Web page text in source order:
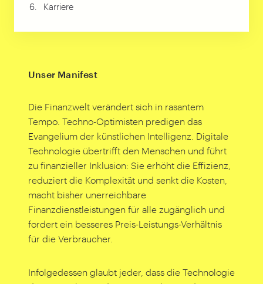
6. Karriere
Unser Manifest
Die Finanzwelt verändert sich in rasantem
Tempo. Techno-Optimisten predigen das
Evangelium der künstlichen Intelligenz. Digitale
Technologie übertrifft den Menschen und führt
zu finanzieller Inklusion: Sie erhöht die Effizienz,
reduziert die Komplexität und senkt die Kosten,
macht bisher unerreichbare
Finanzdienstleistungen für alle zugänglich und
fordert ein besseres Preis-Leistungs-Verhältnis
für die Verbraucher.
Infolgedessen glaubt jeder, dass die Technologie